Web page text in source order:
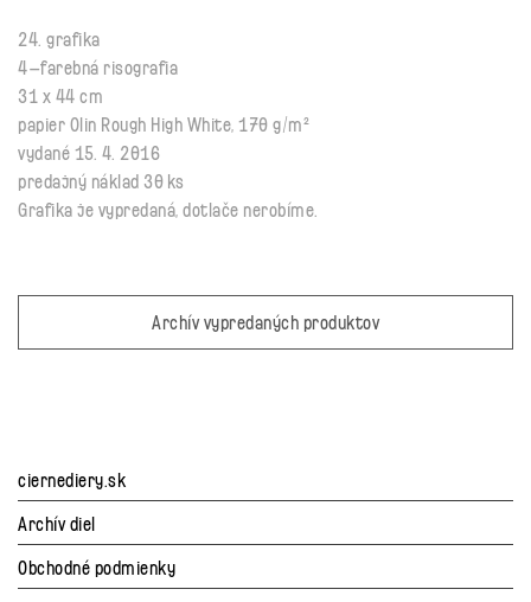
24. grafika
4–farebná risografia
31 x 44 cm
papier Olin Rough High White, 170 g/m²
vydané 15. 4. 2016
predajný náklad 30 ks
Grafika je vypredaná, dotlače nerobíme.
Archív vypredaných produktov
ciernediery.sk
Archív diel
Obchodné podmienky